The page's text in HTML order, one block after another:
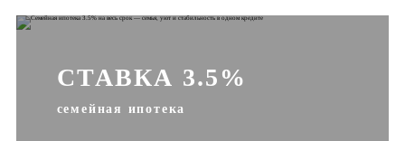
СТАВКА 3.5%
семейная ипотека